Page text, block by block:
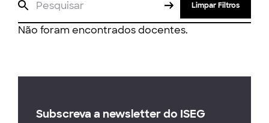
Limpar Filtros
Não foram encontrados docentes.
Subscreva a newsletter do ISEG